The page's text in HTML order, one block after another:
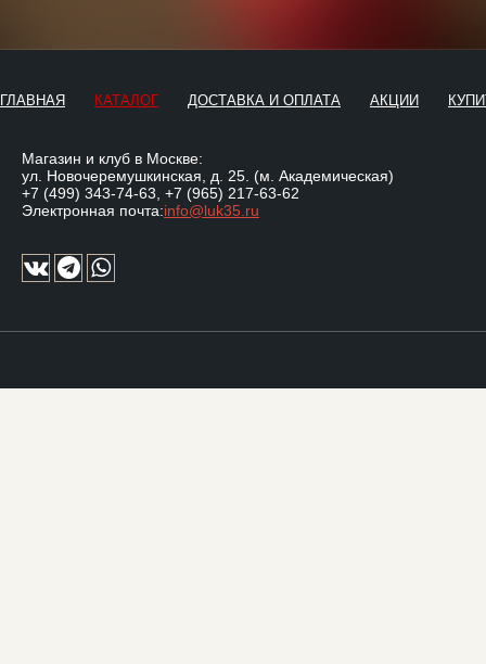
ГЛАВНАЯ КАТАЛОГ ДОСТАВКА И ОПЛАТА АКЦИИ
Магазин и клуб в Москве:
ул. Новочеремушкинская, д. 25. (м. Академическая)
+7 (499) 343-74-63 +7 (965) 217-63-62
Электронная почта:info@luk35.ru